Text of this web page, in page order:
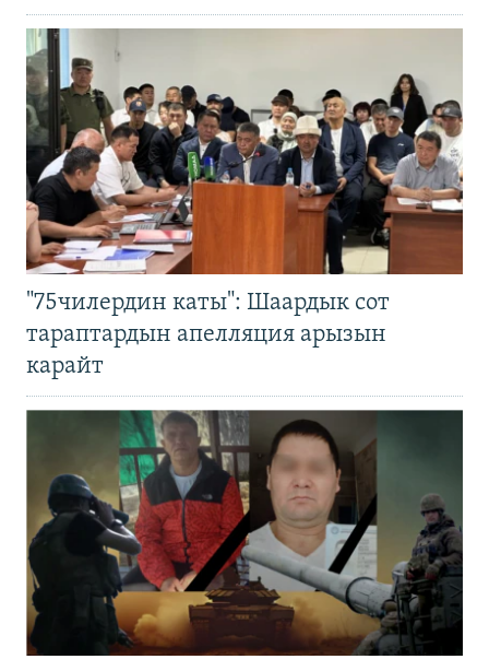
"75чилердин каты": Шаардык сот
тараптардын апелляция арызын
карайт